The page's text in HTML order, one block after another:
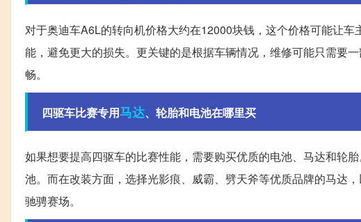
对于奥迪车A6L的转向机价格大约在12000块钱，这个价格可能让
能，避免更大的损失。更关键的是根据车辆情况，维修可能只需要
畅。
四驱车比赛专用马达、轮胎和电池在哪里买
如果想要提高四驱车的比赛性能，需要购买优质的电池、马达和轮
池。而在改装方面，选择光影痕、威霸、劈天斧等优质品牌的马达
驰骋赛场。